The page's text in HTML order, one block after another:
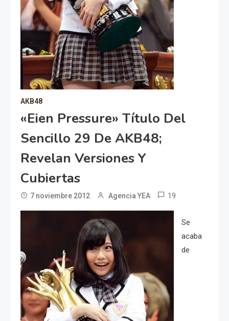
AKB48
«Eien Pressure» Título Del
Sencillo 29 De AKB48;
Revelan Versiones Y
Cubiertas
7 noviembre 2012 Agencia YEA 19
Se
acaba
de